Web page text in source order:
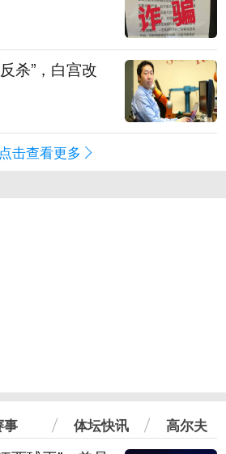
杀”，白宫改
点击查看更多
事 体坛快讯 高尔夫